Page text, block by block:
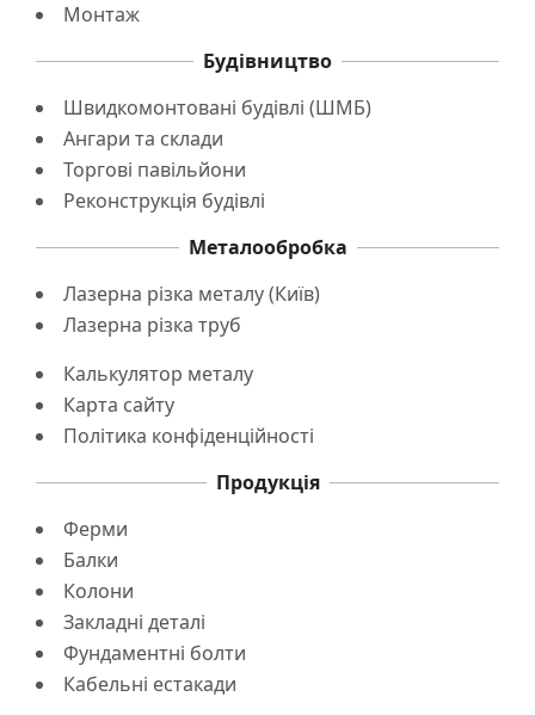
Монтаж
Будівництво
Швидкомонтовані будівлі (ШМБ)
Ангари та склади
Торгові павільйони
Реконструкція будівлі
Металообробка
Лазерна різка металу (Київ)
Лазерна різка труб
Калькулятор металу
Карта сайту
Політика конфіденційності
Продукція
Ферми
Балки
Колони
Закладні деталі
Фундаментні болти
Кабельні естакади